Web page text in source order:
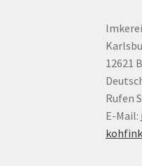
12621
Rufen
E-Mail: